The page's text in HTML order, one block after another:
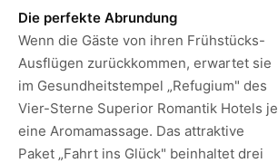
Die perfekte Abrundung
Wenn die Gäste von ihren Frühstücks-
Ausflügen zurückkommen, erwartet sie
im Gesundheitstempel „Refugium" des
Vier-Sterne Superior Romantik Hotels je
eine Aromamassage. Das attraktive
Paket „Fahrt ins Glück" beinhaltet drei